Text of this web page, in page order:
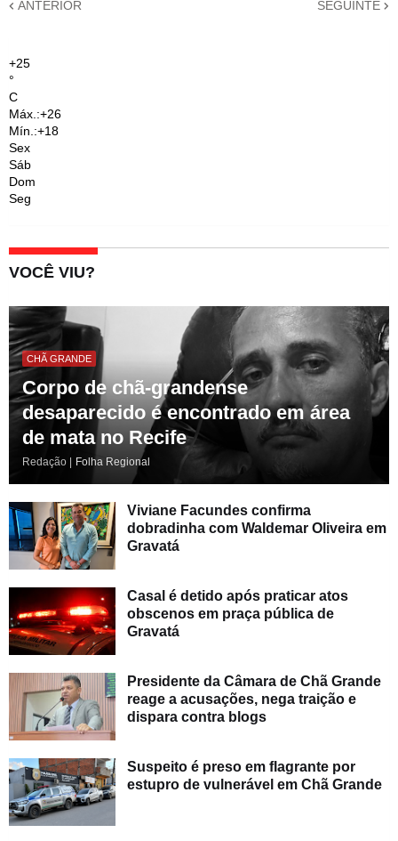
ANTERIOR SEGUINTE
+25
°
C
Máx.:+26
Mín.:+18
Sex
Sáb
Dom
Seg
VOCÊ VIU?
CHÃ GRANDE
Corpo de chã-grandense
desaparecido é encontrado em área
de mata no Recife
Redação | Folha Regional
Viviane Facundes confirma
dobradinha com Waldemar Oliveira em
Gravatá
Casal é detido após praticar atos
obscenos em praça pública de
Gravatá
Presidente da Câmara de Chã Grande
reage a acusações, nega traição e
dispara contra blogs
Suspeito é preso em flagrante por
estupro de vulnerável em Chã Grande